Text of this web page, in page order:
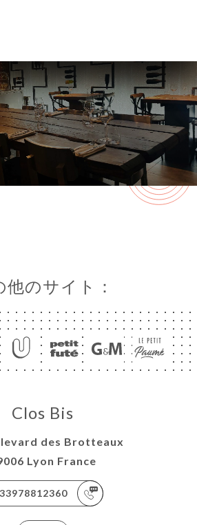
他のサイト：
Clos Bis
des Brotteaux
Lyon France